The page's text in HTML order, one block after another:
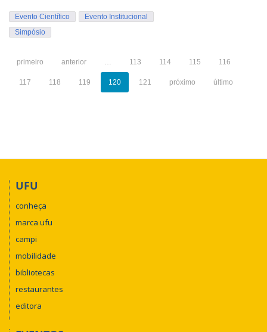
Evento Científico
Evento Institucional
Simpósio
primeiro anterior … 113 114 115 116
117 118 119 120 121 próximo último
UFU
conheça
marca ufu
campi
mobilidade
bibliotecas
restaurantes
editora